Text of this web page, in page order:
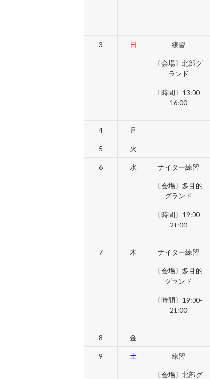
3 日 練習
〔会場〕北部グ
ランド
〔時間〕13:00-
16:00
4 月
5 火
6 水 ナイター練習
〔会場〕多目的
グランド
〔時間〕19:00-
21:00
7 木 ナイター練習
〔会場〕多目的
グランド
〔時間〕19:00-
21:00
8 金
9 土 練習
〔会場〕北部グ